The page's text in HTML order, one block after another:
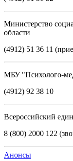
Министерство
области
(4912) 51 36 11
МБУ "Психолого-
(4912) 92 38 10
Всероссийский
8 (800) 2000 122
Анонсы